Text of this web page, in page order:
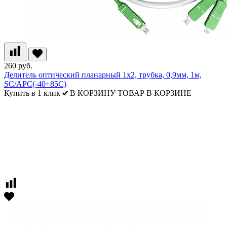
260 руб.
Делитель оптический планарный 1x2, трубка, 0,9мм, 1м,
SC/APC(-40+85С)
Купить в 1 клик
В КОРЗИНУ ТОВАР В КОРЗИНЕ